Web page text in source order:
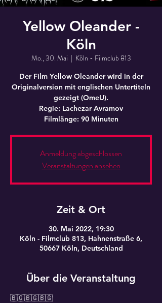
Yellow Oleander -
Köln
Mo., 30. Mai
  |
Köln - Filmclub 813
Der Film Yellow Oleander wird in der
Originalversion mit englischen Untertiteln
gezeigt (OmeU).
Regie: Lachezar Avramov
Filmlänge: 90 Minuten
Anmeldung abgeschlossen
Veranstaltungen ansehen
Zeit & Ort
30. Mai 2022, 19:30
Köln - Filmclub 813, Hahnenstraße 6,
50667 Köln, Deutschland
Über die Veranstaltung
🇧🇬🇧🇬🇧🇬